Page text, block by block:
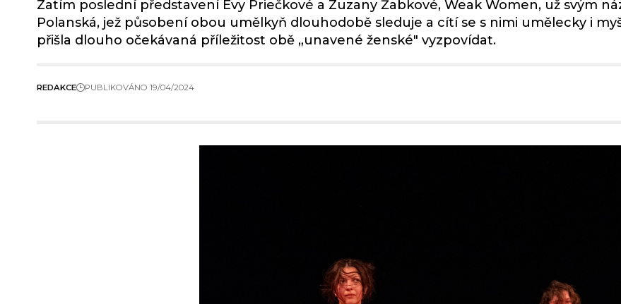
Zatím poslední představení Evy Priečkové a Zuzany Žabkové, Weak Women, už svým
Polanská, jež působení obou umělkyň dlouhodobě sleduje a cítí se s nimi umělecky i
přišla dlouho očekávaná příležitost obě „unavené ženské" vyzpovídat.
REDAKCE PUBLIKOVÁNO 19/04/2024